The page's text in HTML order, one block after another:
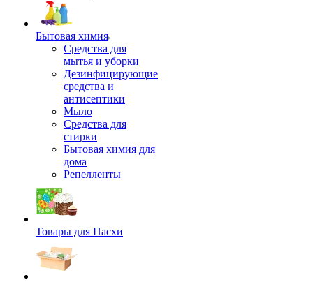
Бытовая химия
Средства для
мытья и уборки
Дезинфицирующие
средства и
антисептики
Мыло
Средства для
стирки
Бытовая химия для
дома
Репелленты
Товары для Пасхи